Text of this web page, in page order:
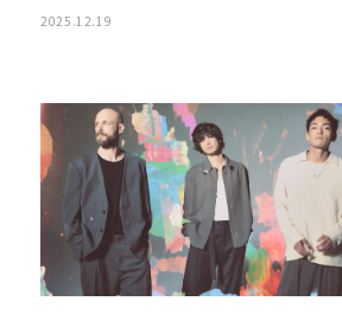
2025.12.19